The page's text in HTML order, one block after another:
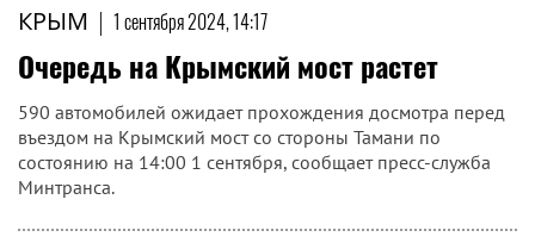
КРЫМ | 1 сентября 2024, 14:17
Очередь на Крымский мост растет
590 автомобилей ожидает прохождения досмотра перед
въездом на Крымский мост со стороны Тамани по
состоянию на 14:00 1 сентября, сообщает пресс-служба
Минтранса.